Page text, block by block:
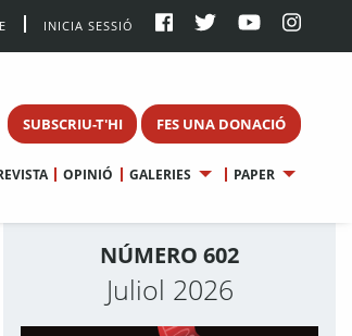
INICIA SESSIÓ
SUBSCRIU-T'HI FES UNA DONACIÓ
OPINIÓ GALERIES PAPER
NÚMERO 602
Juliol 2026